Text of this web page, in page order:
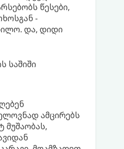
წესები,
-
და, დიდი
საშიში
ამცირებს